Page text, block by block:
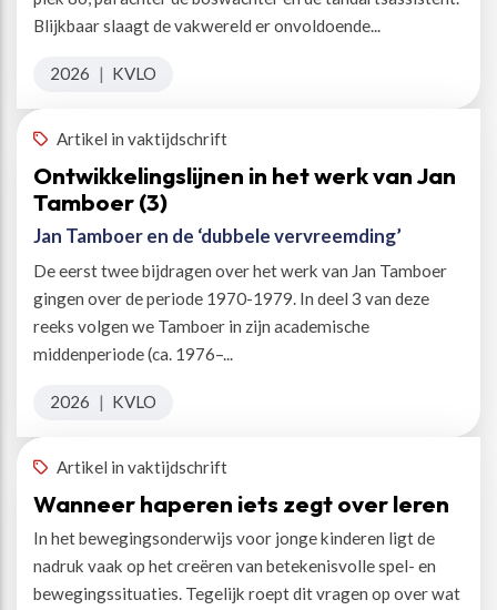
Blijkbaar slaagt de vakwereld er onvoldoende...
2026 | KVLO
Artikel in vaktijdschrift
Ontwikkelingslijnen in het werk van Jan
Tamboer (3)
Jan Tamboer en de ‘dubbele vervreemding’
De eerst twee bijdragen over het werk van Jan Tamboer
gingen over de periode 1970-1979. In deel 3 van deze
reeks volgen we Tamboer in zijn academische
middenperiode (ca. 1976–...
2026 | KVLO
Artikel in vaktijdschrift
Wanneer haperen iets zegt over leren
In het bewegingsonderwijs voor jonge kinderen ligt de
nadruk vaak op het creëren van betekenisvolle spel- en
bewegingssituaties. Tegelijk roept dit vragen op over wat